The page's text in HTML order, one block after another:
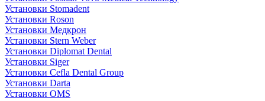
Установки Stomadent
Установки Roson
Установки Медкрон
Установки Stern Weber
Установки Diplomat Dental
Установки Siger
Установки Cefla Dental Group
Установки Darta
Установки OMS